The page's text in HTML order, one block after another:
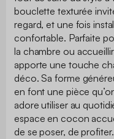
bouclette texturée
regard, et une fois
confortable. Parfaite
la chambre ou
apporte une touche
déco. Sa forme
en font une pièce
adore utiliser au
espace en cocon
de se poser, de profiter.